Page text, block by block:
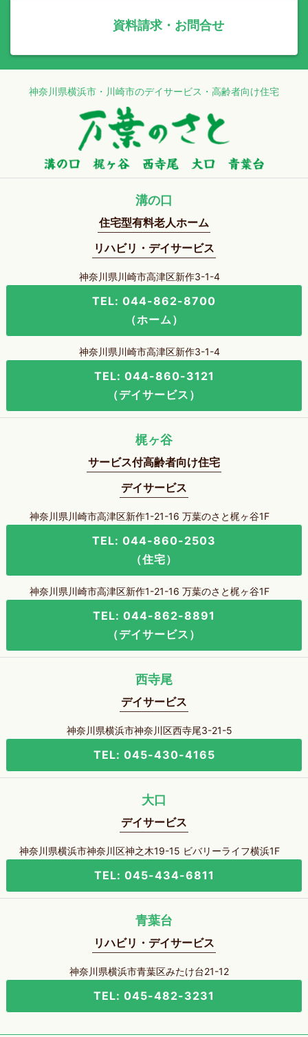
資料請求・お問合せ
神奈川県横浜市・川崎市のデイサービス・高齢者向け住宅
溝の口
住宅型有料老人ホーム
リハビリ・デイサービス
神奈川県川崎市高津区新作3-1-4
TEL: 044-862-8700
（ホーム）
神奈川県川崎市高津区新作3-1-4
TEL: 044-860-3121
（デイサービス）
梶ヶ谷
サービス付高齢者向け住宅
デイサービス
神奈川県川崎市高津区新作1-21-16 万葉のさと梶ヶ谷1F
TEL: 044-860-2503
（住宅）
神奈川県川崎市高津区新作1-21-16 万葉のさと梶ヶ谷1F
TEL: 044-862-8891
（デイサービス）
西寺尾
デイサービス
神奈川県横浜市神奈川区西寺尾3-21-5
TEL: 045-430-4165
大口
デイサービス
神奈川県横浜市神奈川区神之木19-15 ビバリーライフ横浜1F
TEL: 045-434-6811
青葉台
リハビリ・デイサービス
神奈川県横浜市青葉区みたけ台21-12
TEL: 045-482-3231